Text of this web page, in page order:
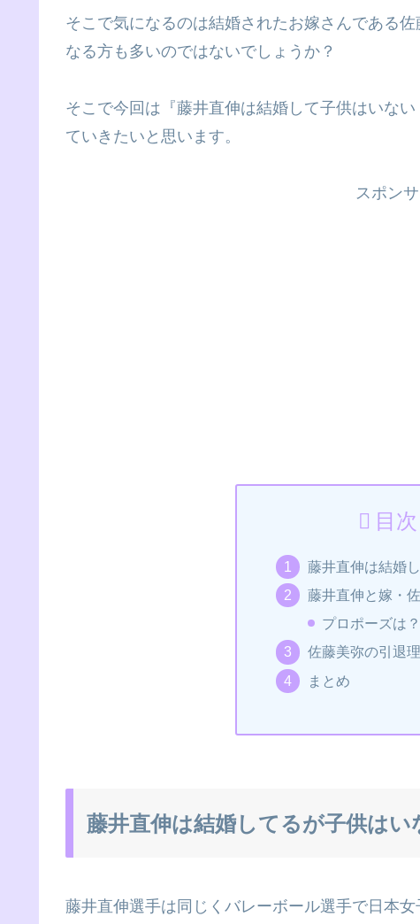
そこで気になるのは結婚されたお嫁さんである
なる方も多いのではないでしょうか？
そこで今回は『藤井直伸は結婚して子供はいな
ていきたいと思います。
スポン
目次
藤井直伸は結婚
藤井直伸と嫁・
プロポーズは？
佐藤美弥の引退
まとめ
藤井直伸は結婚してるが子供はい
藤井直伸選手は同じくバレーボール選手で日本